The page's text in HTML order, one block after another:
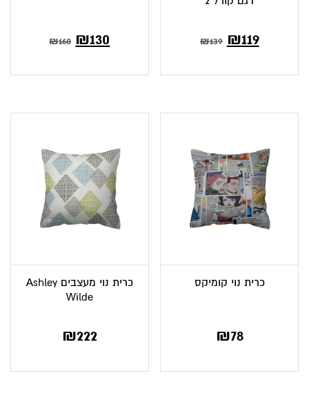
₪139 ₪119
₪160 המחיר
₪160.
₪130
₪130.
כרית נוי קומיקס
₪78
כרית נוי מעצבים Ashley
Wilde
₪222